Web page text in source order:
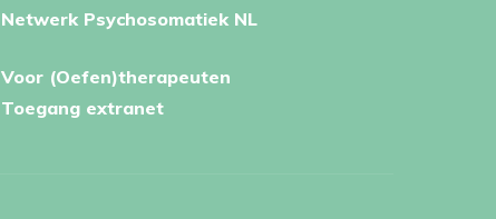
Netwerk Psychosomatiek NL
Voor (Oefen)therapeuten
Toegang extranet